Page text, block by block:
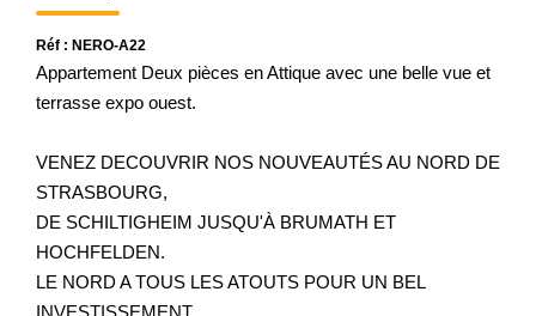
Réf : NERO-A22
Appartement Deux pièces en Attique avec une belle vue et
terrasse expo ouest.
VENEZ DECOUVRIR NOS NOUVEAUTÉS AU NORD DE
STRASBOURG,
DE SCHILTIGHEIM JUSQU'À BRUMATH ET
HOCHFELDEN.
LE NORD A TOUS LES ATOUTS POUR UN BEL
INVESTISSEMENT